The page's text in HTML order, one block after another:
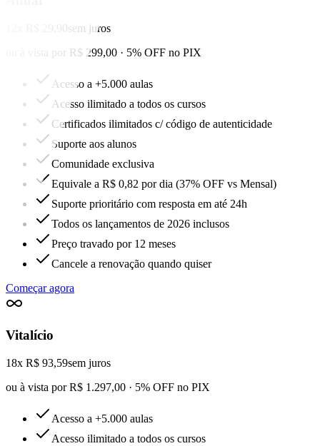
12x R$ 29,90sem juros
ou à vista por R$ 299,00 · 5% OFF no PIX
Acesso a +5.000 aulas
Acesso ilimitado a todos os cursos
Certificados ilimitados c/ código de autenticidade
Suporte aos alunos
Comunidade exclusiva
Equivale a R$ 0,82 por dia (37% OFF vs Mensal)
Suporte prioritário com resposta em até 24h
Todos os lançamentos de 2026 inclusos
Preço travado por 12 meses
Cancele a renovação quando quiser
Começar agora
Vitalício
18x R$ 93,59sem juros
ou à vista por R$ 1.297,00 · 5% OFF no PIX
Acesso a +5.000 aulas
Acesso ilimitado a todos os cursos